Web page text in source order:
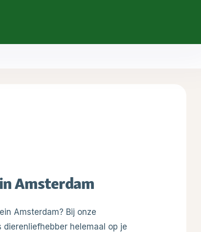
Amsterdam
Amsterdam? Bij onze
helemaal op je